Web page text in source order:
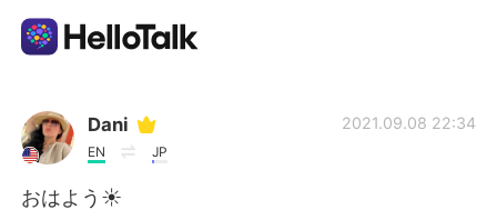
語言交換應用
AI Grammar Checker
Dani
EN JP
2021.09.08 22:34
おはよう☀